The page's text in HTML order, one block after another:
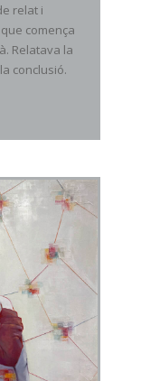
relat i
comença
Relatava la
conclusió.